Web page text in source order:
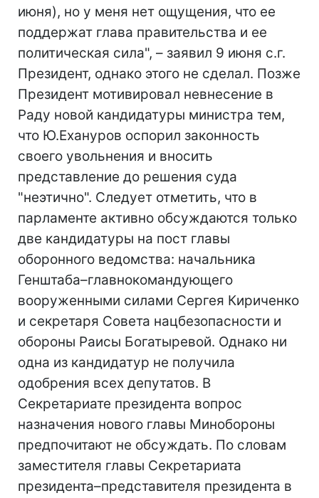
июня), но у меня нет ощущения, что ее
поддержат глава правительства и ее
политическая сила", – заявил 9 июня с.г.
Президент, однако этого не сделал. Позже
Президент мотивировал невнесение в
Раду новой кандидатуры министра тем,
что Ю.Ехануров оспорил законность
своего увольнения и вносить
представление до решения суда
"неэтично". Следует отметить, что в
парламенте активно обсуждаются только
две кандидатуры на пост главы
оборонного ведомства: начальника
Генштаба–главнокомандующего
вооруженными силами Сергея Кириченко
и секретаря Совета нацбезопасности и
обороны Раисы Богатыревой. Однако ни
одна из кандидатур не получила
одобрения всех депутатов. В
Секретариате президента вопрос
назначения нового главы Минобороны
предпочитают не обсуждать. По словам
заместителя главы Секретариата
президента–представителя президента в